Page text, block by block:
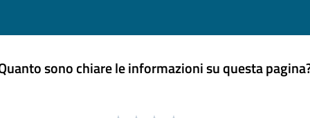
sono chiare le informazioni su questa